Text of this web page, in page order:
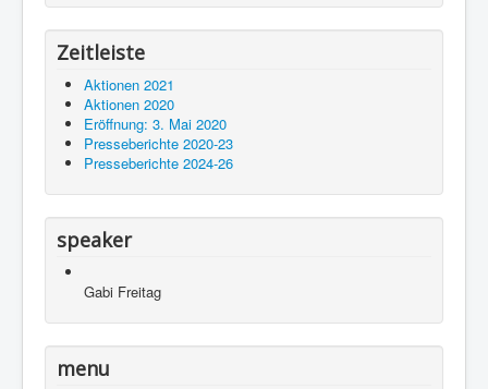
Zeitleiste
Aktionen 2021
Aktionen 2020
Eröffnung: 3. Mai 2020
Presseberichte 2020-23
Presseberichte 2024-26
speaker
Gabi Freitag
menu